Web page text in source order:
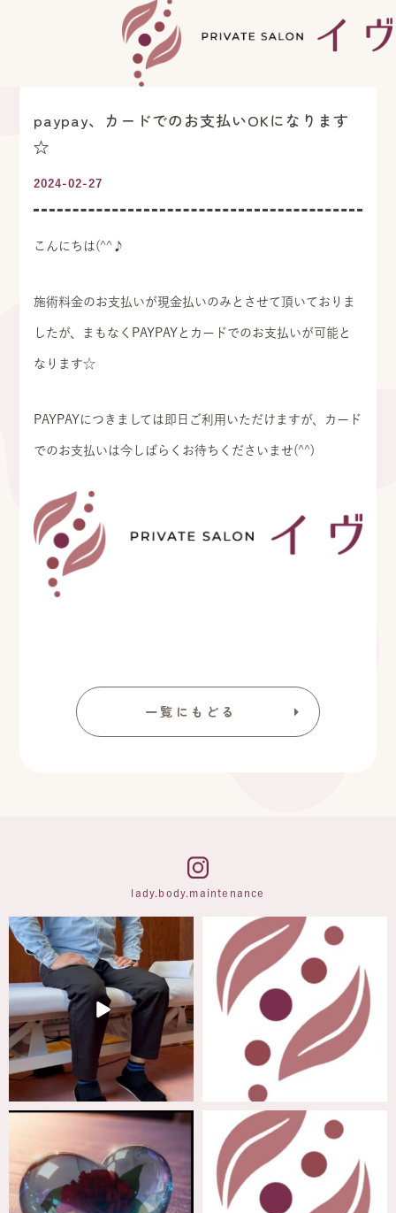
paypay、カードでのお支払いOKになります
☆
2024-02-27
こんにちは(^^♪
施術料金のお支払いが現金払いのみとさせて頂いておりま
したが、まもなくPAYPAYとカードでのお支払いが可能と
なります☆
PAYPAYにつきましては即日ご利用いただけますが、カード
でのお支払いは今しばらくお待ちくださいませ(^^)
一覧にもどる
lady.body.maintenance
3月 3